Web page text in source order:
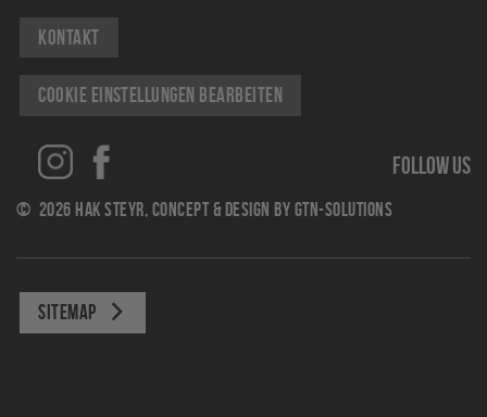
Kontakt
Cookie Einstellungen bearbeiten
© 2026 Hak Steyr, concept & design by gtn-solutions
Follow us
Sitemap